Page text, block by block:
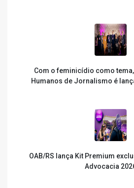
Com o feminicídio como
Humanos de Jornalismo é
OAB/RS lança Kit Premium
Advocacia